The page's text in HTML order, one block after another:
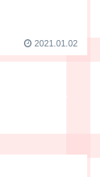
2021.01.02